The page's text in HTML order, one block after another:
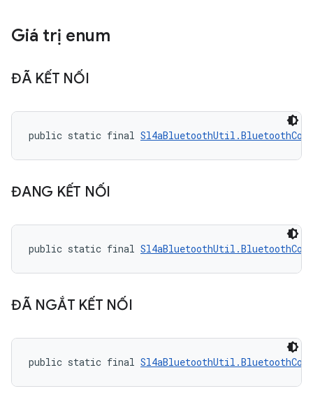
Giá trị enum
ĐÃ KẾT NỐI
public static final
ĐANG KẾT NỐI
public static final
ĐÃ NGẮT KẾT NỐI
public static final